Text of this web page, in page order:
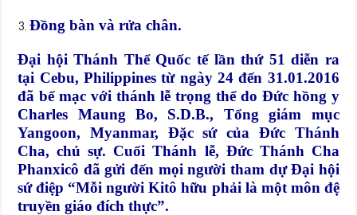
Đồng bàn và rửa chân.
Đại hội Thánh Thể Quốc tế lần thứ 51 diễn ra
tại Cebu, Philippines từ ngày 24 đến 31.01.2016
đã bế mạc với thánh lễ trọng thể do Đức hồng y
Charles Maung Bo, S.D.B., Tổng giám mục
Yangoon, Myanmar, Đặc sứ của Đức Thánh
Cha, chủ sự. Cuối Thánh lễ, Đức Thánh Cha
Phanxicô đã gửi đến mọi người tham dự Đại hội
sứ điệp “Mỗi người Kitô hữu phải là một môn đệ
truyền giáo đích thực”.